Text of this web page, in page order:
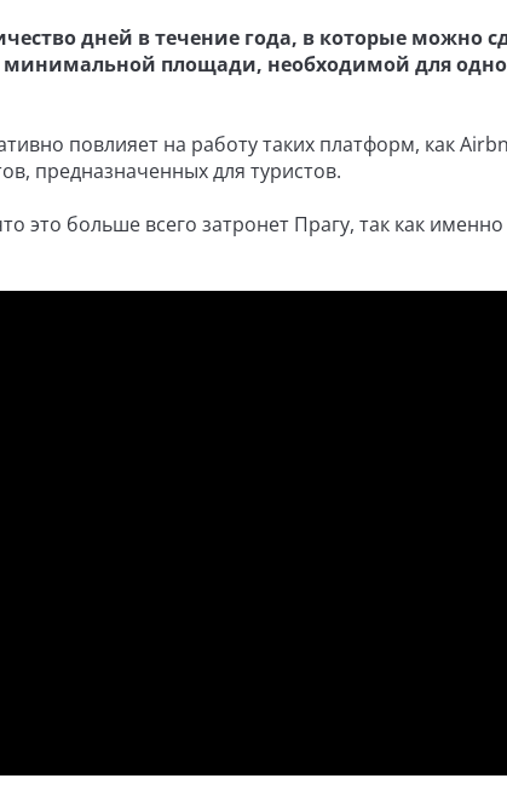
дней в течение года, в которые можно
минимальной площади, необходимой для
повлияет на работу таких платформ, как
предназначенных для туристов.
это больше всего затронет Прагу, так как